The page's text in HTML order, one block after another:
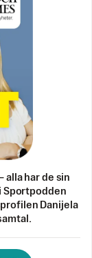
alla har de sin
Sportpodden
Danijela